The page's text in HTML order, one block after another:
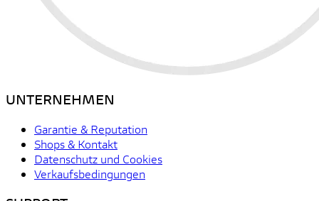
UNTERNEHMEN
Garantie & Reputation
Shops & Kontakt
Datenschutz und Cookies
Verkaufsbedingungen